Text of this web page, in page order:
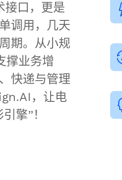
接口，更是
调用，几天
期。从小规
撑业务增
快递与管理
，让电
擎”！